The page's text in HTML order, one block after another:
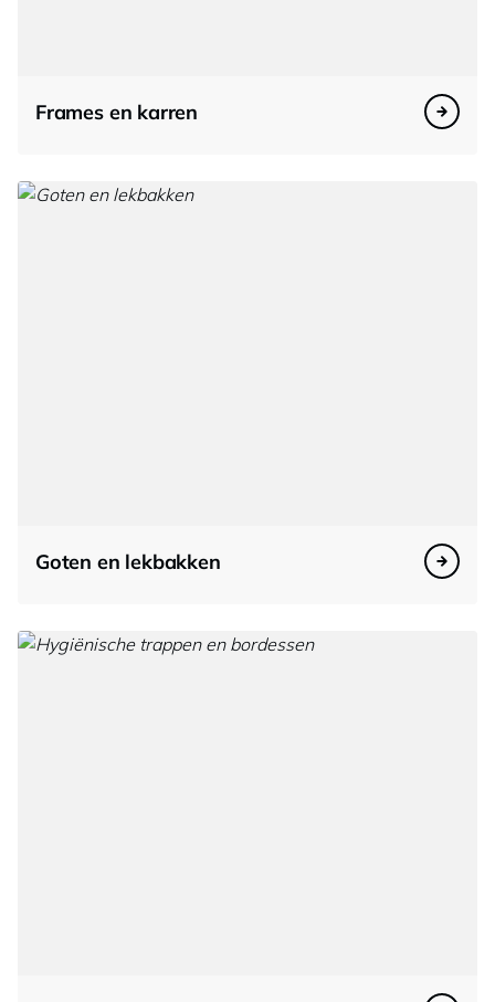
Frames en karren
Goten en lekbakken